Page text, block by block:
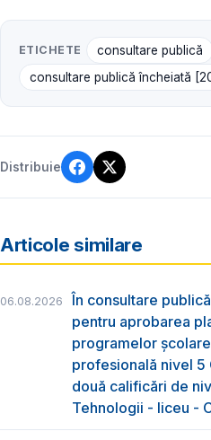
ETICHETE consultare publică
consultare publică încheiată
Distribuie
Articole similare
06.08.2026
În consultare
pentru aprobarea
programelor
profesională nivel 5
două calificări de
Tehnologii - liceu -